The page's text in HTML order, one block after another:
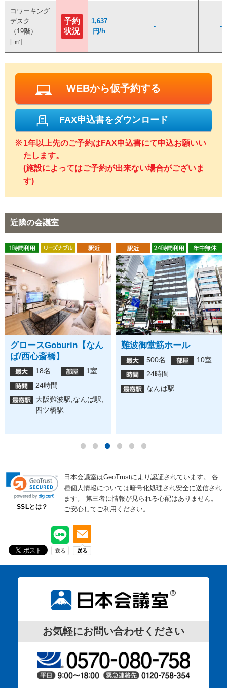
コワーキング
デスク
（19階）
[-㎡]
予約
状況
1,637
円/h
- -
コワーキング
デスク
（19階）
[-㎡]
予約
状況
1,637
円/h
- -
WEBから仮予約する
FAX申込書をダウンロード
1年以上先のご予約はFAX申込書にて申込お願いい
たします。
(施設によってはご予約が出来ない場合がございま
す)
近隣の会議室
グロースGoburin【なん
ば/西心斎橋】
18名
1室
24時間
大阪難波駅,なんば駅,
四ツ橋駅
難波御堂筋ホール
500名
10室
24時間
なんば駅
SSLとは？
日本会議室はGeoTrustにより認証されています。
各
種個人情報については暗号化処理され安全に送信され
ます。
第三者に情報が見られる心配はありません。
ご安心してご利用ください。
お気軽にお問い合わせください